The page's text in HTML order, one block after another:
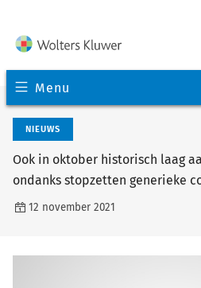
Menu
NIEUWS
Ook in oktober historisch laag
ondanks stopzetten generieke
12 november 2021